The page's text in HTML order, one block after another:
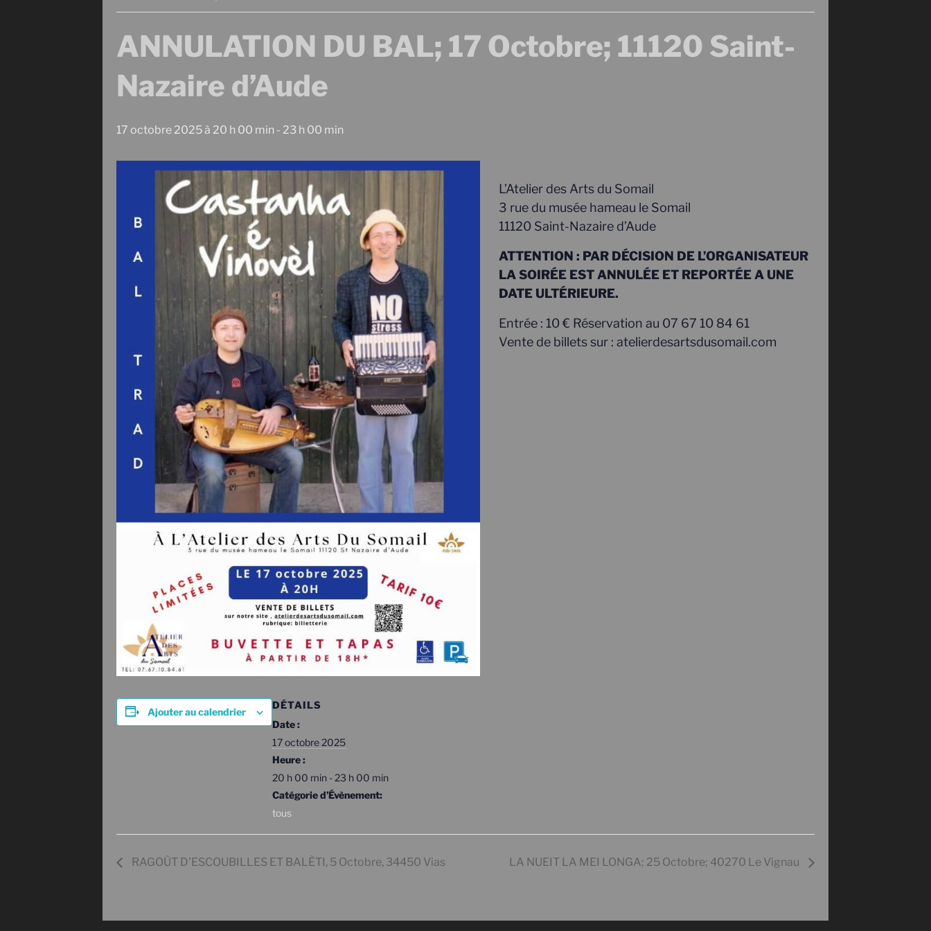
ANNULATION DU BAL; 17 Octobre; 11120 Saint-
Nazaire d’Aude
17 octobre 2025 à 20 h 00 min - 23 h 00 min
L’Atelier des Arts du Somail
3 rue du musée hameau le Somail
11120 Saint-Nazaire d’Aude
ATTENTION : PAR DÉCISION DE L’ORGANISATEUR
LA SOIRÉE EST ANNULÉE ET REPORTÉE A UNE
DATE ULTÉRIEURE.
Entrée : 10 € Réservation au 07 67 10 84 61
Vente de billets sur : atelierdesartsdusomail.com
Ajouter au calendrier
DÉTAILS
Date :
17 octobre 2025
Heure :
20 h 00 min - 23 h 00 min
Catégorie d’Évènement:
tous
RAGOÛT D’ESCOUBILLES ET BALÈTI, 5 Octobre, 34450 Vias LA NUEIT LA MEI LONGA; 25 Octobre; 40270 Le Vignau